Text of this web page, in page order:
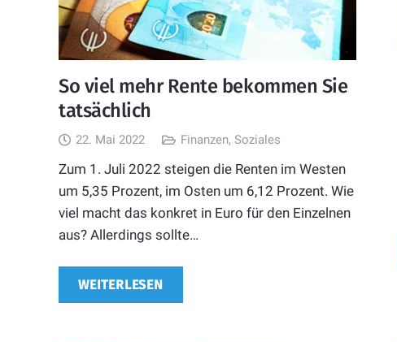
So viel mehr Rente bekommen Sie
tatsächlich
22. Mai 2022 Finanzen, Soziales
Zum 1. Juli 2022 steigen die Renten im Westen
um 5,35 Prozent, im Osten um 6,12 Prozent. Wie
viel macht das konkret in Euro für den Einzelnen
aus? Allerdings sollte…
WEITERLESEN